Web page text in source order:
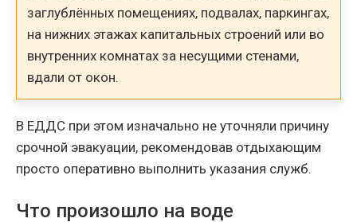
заглублённых помещениях, подвалах, паркингах,
на нижних этажах капитальных строений или во
внутренних комнатах за несущими стенами,
вдали от окон.
В ЕДДС при этом изначально не уточняли причину
срочной эвакуации, рекомендовав отдыхающим
просто оперативно выполнить указания служб.
Что произошло на воде